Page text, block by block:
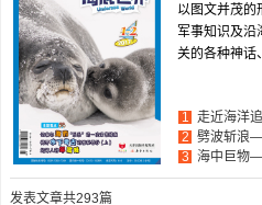
以图文并茂的
军事知识及沿
关的各种神话
1 走近海洋
2 劈波斩浪
3 海中巨物
发表文章共293篇